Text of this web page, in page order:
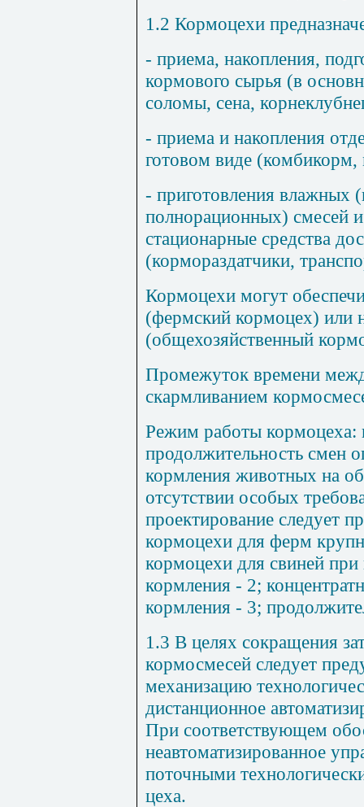
1.2 Кормоцехи
- приема, накопления,
кормового сырья (в
соломы, сена,
- приема и накопления
готовом виде (комбикорм,
- приготовления влажных
полнорационных) смесей
стационарные средства
(кормораздатчики,
Кормоцехи могут
(фермский кормоцех) или
(общехозяйственный
Промежуток времени
скармливанием
Режим работы кормоцеха:
продолжительность смен
кормления животных на
отсутствии особых
проектирование следует
кормоцехи для ферм
кормоцехи для свиней при
кормления - 2;
кормления - 3;
1.3 В целях сокращения
кормосмесей следует
механизацию
дистанционное
При соответствующем
неавтоматизированное
поточными
цеха.